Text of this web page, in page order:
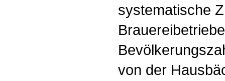
systematische
von der